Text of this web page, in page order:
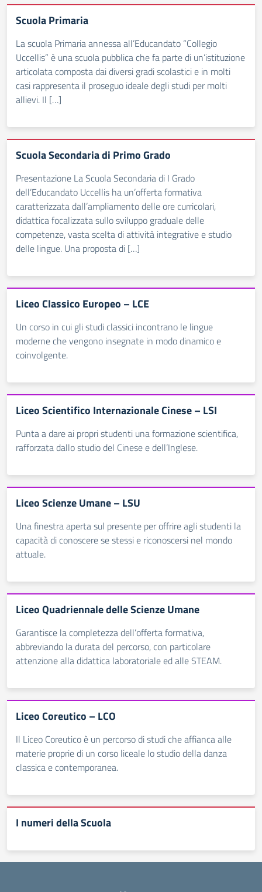
Scuola Primaria
La scuola Primaria annessa all’Educandato “Collegio
Uccellis” è una scuola pubblica che fa parte di un’istituzione
articolata composta dai diversi gradi scolastici e in molti
casi rappresenta il proseguo ideale degli studi per molti
allievi. Il […]
Scuola Secondaria di Primo Grado
Presentazione La Scuola Secondaria di I Grado
dell’Educandato Uccellis ha un’offerta formativa
caratterizzata dall’ampliamento delle ore curricolari,
didattica focalizzata sullo sviluppo graduale delle
competenze, vasta scelta di attività integrative e studio
delle lingue. Una proposta di […]
Liceo Classico Europeo – LCE
Un corso in cui gli studi classici incontrano le lingue
moderne che vengono insegnate in modo dinamico e
coinvolgente.
Liceo Scientifico Internazionale Cinese – LSI
Punta a dare ai propri studenti una formazione scientifica,
rafforzata dallo studio del Cinese e dell’Inglese.
Liceo Scienze Umane – LSU
Una finestra aperta sul presente per offrire agli studenti la
capacità di conoscere se stessi e riconoscersi nel mondo
attuale.
Liceo Quadriennale delle Scienze Umane
Garantisce la completezza dell’offerta formativa,
abbreviando la durata del percorso, con particolare
attenzione alla didattica laboratoriale ed alle STEAM.
Liceo Coreutico – LCO
Il Liceo Coreutico è un percorso di studi che affianca alle
materie proprie di un corso liceale lo studio della danza
classica e contemporanea.
I numeri della Scuola